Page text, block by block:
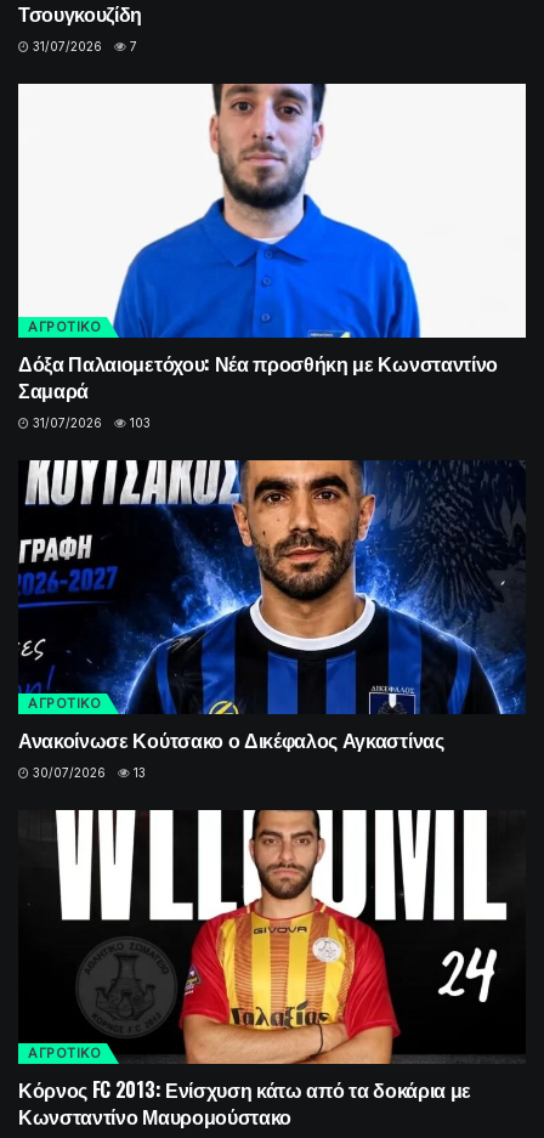
Τσουγκουζίδη
31/07/2026 7
ΑΓΡΟΤΙΚΟ
Δόξα Παλαιομετόχου: Νέα προσθήκη με Κωνσταντίνο
Σαμαρά
31/07/2026 103
ΑΓΡΟΤΙΚΟ
Ανακοίνωσε Κούτσακο ο Δικέφαλος Αγκαστίνας
30/07/2026 13
ΑΓΡΟΤΙΚΟ
Κόρνος FC 2013: Ενίσχυση κάτω από τα δοκάρια με
Κωνσταντίνο Μαυρομούστακο